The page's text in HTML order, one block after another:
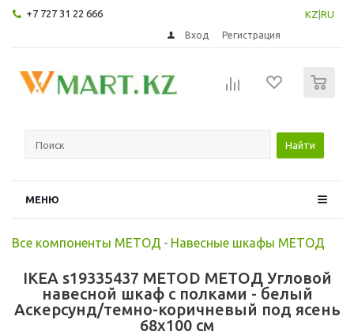
+7 727 31 22 666 KZ RU
Вход Регистрация
Найти
МЕНЮ
Все компоненты МЕТОД - Навесные шкафы МЕТОД
IKEA s19335437 METOD МЕТОД Угловой
навесной шкаф с полками - белый
Аскерсунд/темно-коричневый под ясень
68x100 см